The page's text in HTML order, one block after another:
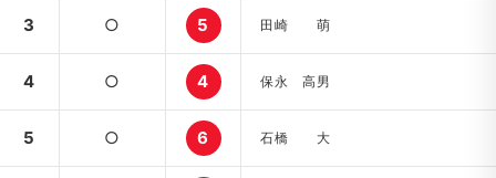
3 ○ 5 田崎 萌
4 ○ 4 保永 高男
5 ○ 6 石橋 大